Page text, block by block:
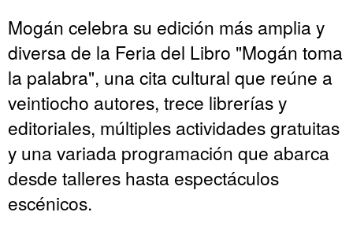
Mogán celebra su edición más amplia y
diversa de la Feria del Libro "Mogán toma
la palabra", una cita cultural que reúne a
veintiocho autores, trece librerías y
editoriales, múltiples actividades gratuitas
y una variada programación que abarca
desde talleres hasta espectáculos
escénicos.